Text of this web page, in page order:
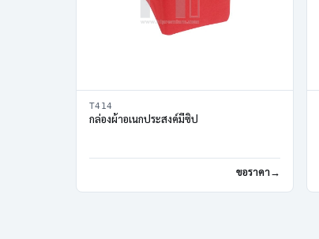
T414
กล่องผ้าอเนกประสงค์มีซิป
ขอราคา